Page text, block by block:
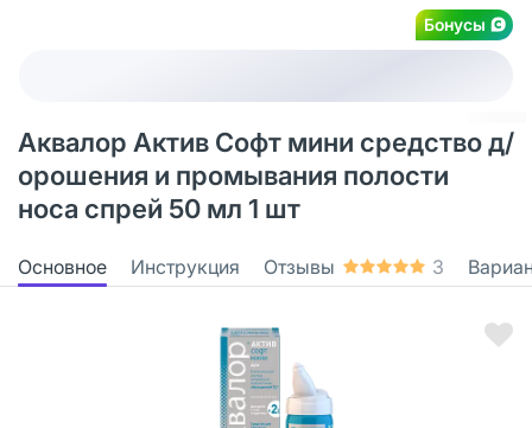
Бонусы
Аквалор Актив Софт мини средство д/
орошения и промывания полости
носа спрей 50 мл 1 шт
Основное Инструкция Отзывы 3